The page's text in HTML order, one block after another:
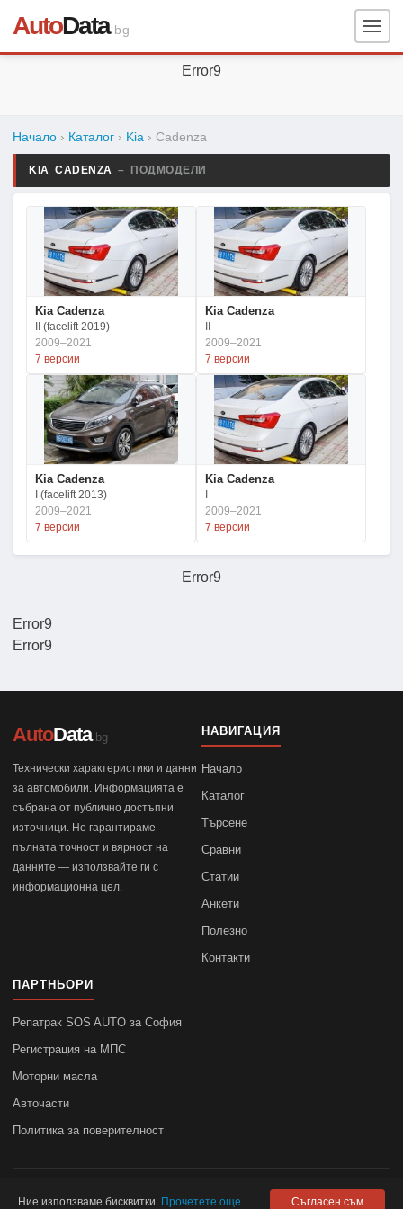
AutoData.bg
Error9
Error9
Начало › Каталог › Kia › Cadenza
KIA CADENZA – ПОДМОДЕЛИ
Kia Cadenza
II (facelift 2019)
2009–2021
7 версии
Kia Cadenza
2009–2021
7 версии
Kia Cadenza
I (facelift 2013)
2009–2021
7 версии
Kia Cadenza
2009–2021
7 версии
Error9
Error9
AutoData.bg
Технически характеристики и данни
за автомобили. Информацията е
събрана от публично достъпни
източници. Не гарантираме
пълната точност и вярност на
данните — използвайте ги с
информационна цел.
НАВИГАЦИЯ
Начало
Каталог
Търсене
Сравни
Статии
Анкети
Полезно
Контакти
ПАРТНЬОРИ
Репатрак SOS AUTO за София
Регистрация на МПС
Моторни масла
Авточасти
Политика за поверителност
autodata.bg не носи отговорност за точността на данните.
Ние използваме бисквитки. Прочетете още Съгласен съм